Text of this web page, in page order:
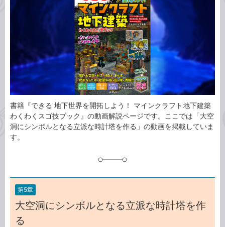
書籍『できる 地下世界を開拓しよう！ マインクラフト地下建築
わくわくスゴ技ブック』の動画解説ページです。ここでは「大空
洞にシンボルとなる立派な時計塔を作る」の動画を掲載していま
す。
第5章
大空洞にシンボルとなる立派な時計塔を作
る